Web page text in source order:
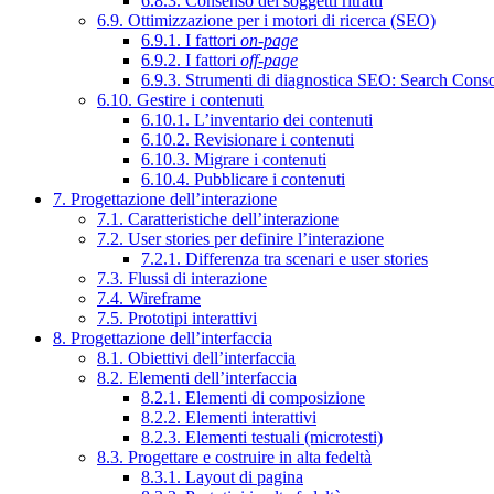
6.9. Ottimizzazione per i motori di ricerca (SEO)
6.9.1. I fattori on-page
6.9.2. I fattori off-page
6.9.3. Strumenti di diagnostica SEO: Search
6.10. Gestire i contenuti
6.10.1. L’inventario dei contenuti
6.10.2. Revisionare i contenuti
6.10.3. Migrare i contenuti
6.10.4. Pubblicare i contenuti
7. Progettazione dell’interazione
7.1. Caratteristiche dell’interazione
7.2. User stories per definire l’interazione
7.2.1. Differenza tra scenari e user stories
7.3. Flussi di interazione
7.4. Wireframe
7.5. Prototipi interattivi
8. Progettazione dell’interfaccia
8.1. Obiettivi dell’interfaccia
8.2. Elementi dell’interfaccia
8.2.1. Elementi di composizione
8.2.2. Elementi interattivi
8.2.3. Elementi testuali (microtesti)
8.3. Progettare e costruire in alta fedeltà
8.3.1. Layout di pagina